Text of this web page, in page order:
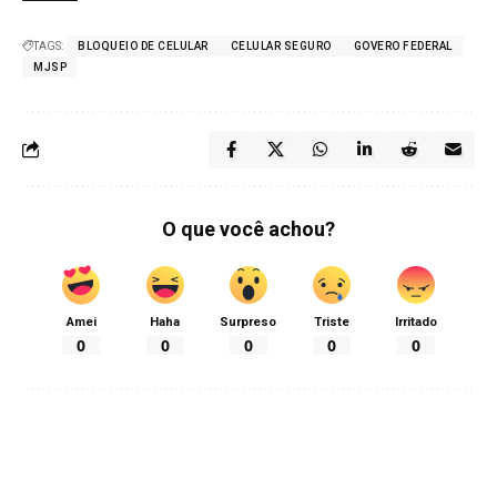
TAGS: BLOQUEIO DE CELULAR CELULAR SEGURO
GOVERO FEDERAL
MJSP
O que você achou?
Amei
0
Haha
0
Surpreso
0
Triste
0
Irritado
0